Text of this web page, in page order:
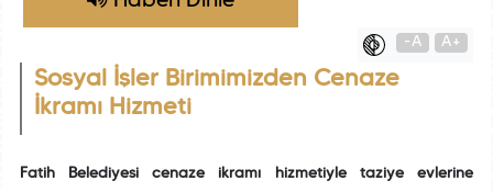
-A A+
Sosyal İşler Birimimizden Cenaze
İkramı Hizmeti
Fatih Belediyesi cenaze ikramı hizmetiyle taziye evlerine